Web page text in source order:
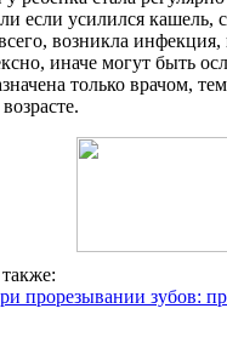
если усилился кашель,
возникла
иначе могут быть
только врачом,
прорезывании зубов: